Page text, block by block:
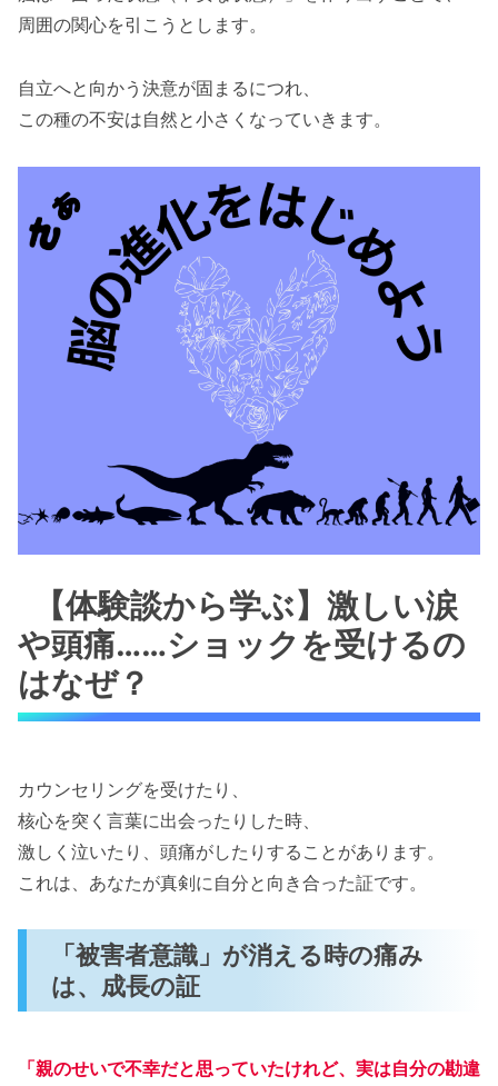
周囲の関心を引こうとします。
自立へと向かう決意が固まるにつれ、
この種の不安は自然と小さくなっていきます。
【体験談から学ぶ】激しい涙
や頭痛……ショックを受けるの
はなぜ？
カウンセリングを受けたり、
核心を突く言葉に出会ったりした時、
激しく泣いたり、頭痛がしたりすることがあります。
これは、あなたが真剣に自分と向き合った証です。
「被害者意識」が消える時の痛み
は、成長の証
「親のせいで不幸だと思っていたけれど、実は自分の勘違